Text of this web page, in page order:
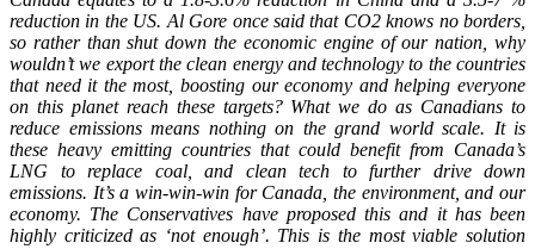
reduction in the US. Al Gore once said that CO2 knows no borders,
so rather than shut down the economic engine of our nation, why
wouldn’t we export the clean energy and technology to the countries
that need it the most, boosting our economy and helping everyone
on this planet reach these targets? What we do as Canadians to
reduce emissions means nothing on the grand world scale. It is
these heavy emitting countries that could benefit from Canada’s
LNG to replace coal, and clean tech to further drive down
emissions. It’s a win-win-win for Canada, the environment, and our
economy. The Conservatives have proposed this and it has been
highly criticized as ‘not enough’. This is the most viable solution